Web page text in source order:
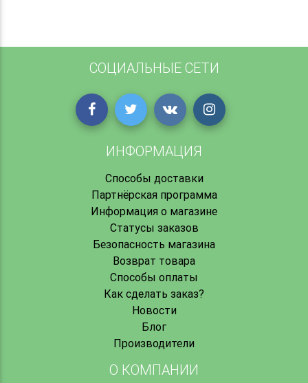
СОЦИАЛЬНЫЕ СЕТИ
ИНФОРМАЦИЯ
Способы доставки
Партнёрская программа
Информация о магазине
Статусы заказов
Безопасность магазина
Возврат товара
Способы оплаты
Как сделать заказ?
Новости
Блог
Производители
О КОМПАНИИ